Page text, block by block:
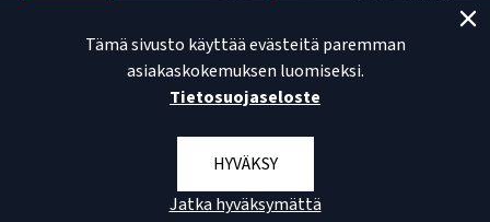
Tämä sivusto käyttää evästeitä paremman
asiakaskokemuksen luomiseksi.
Tietosuojaseloste
HYVÄKSY
Jatka hyväksymättä